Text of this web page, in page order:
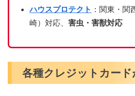
ハウスプロテクト ：関東・関
崎）対応、 害虫・害獣対応
各種クレジットカード